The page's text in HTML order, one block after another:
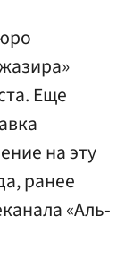
Еще
на эту
ранее
«Аль-